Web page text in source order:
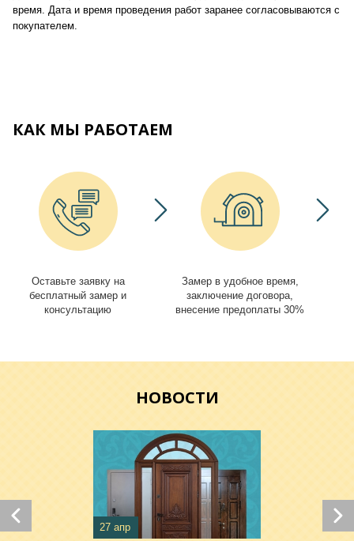
время. Дата и время проведения работ заранее согласовываются с
покупателем.
КАК МЫ РАБОТАЕМ
Оставьте заявку на
бесплатный замер и
консультацию
Замер в удобное время,
заключение договора,
внесение предоплаты 30%
НОВОСТИ
27 апр